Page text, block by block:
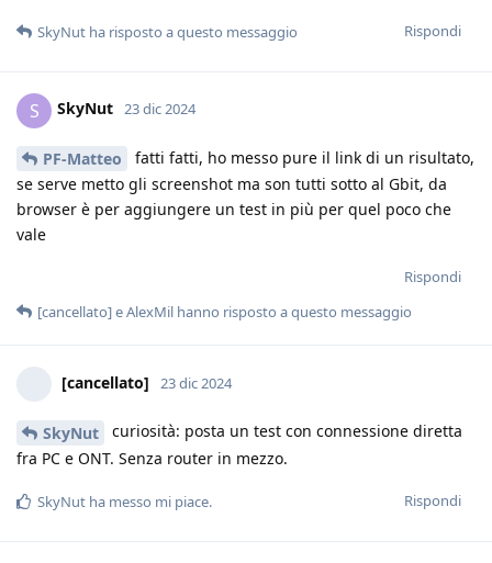
Rispondi
SkyNut ha risposto a questo messaggio
S SkyNut 23 dic 2024
PF-Matteo
fatti fatti, ho messo pure il link di un risultato,
se serve metto gli screenshot ma son tutti sotto al Gbit, da
browser è per aggiungere un test in più per quel poco che
vale
Rispondi
[cancellato]eAlexMil hanno risposto a questo messaggio
[cancellato] 23 dic 2024
SkyNut
curiosità: posta un test con connessione diretta
fra PC e ONT. Senza router in mezzo.
Rispondi
SkyNut ha messo mi piace.